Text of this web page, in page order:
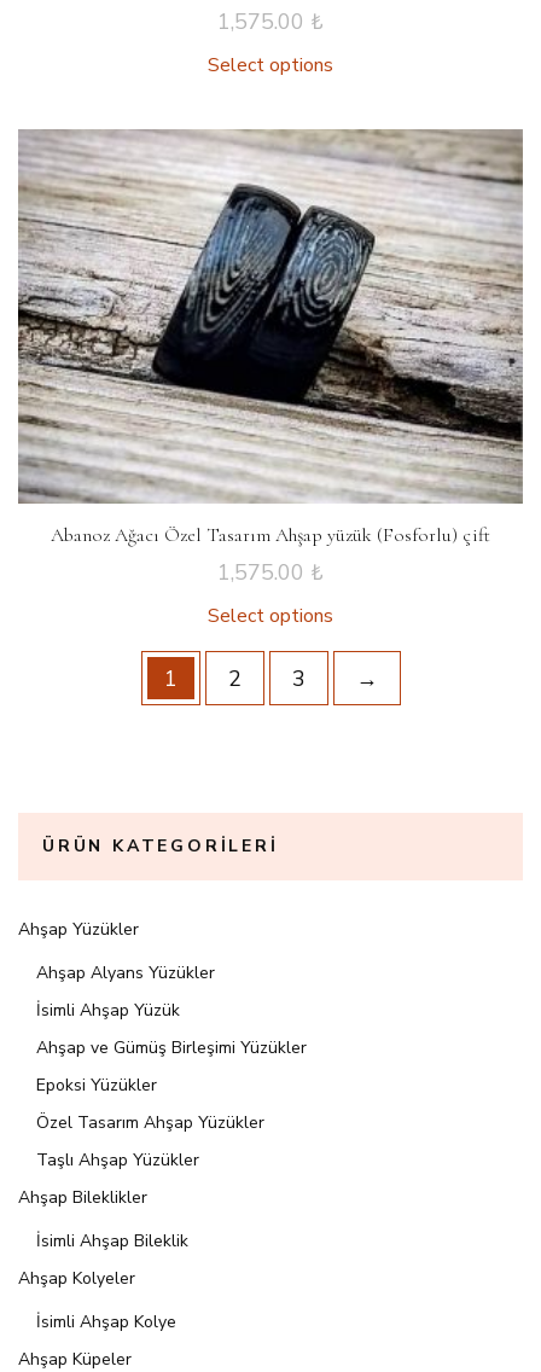
1,575.00 ₺
Select options
Abanoz Ağacı Özel Tasarım Ahşap yüzük (Fosforlu) çift
1,575.00 ₺
Select options
1 2 3 →
ÜRÜN KATEGORILERI
Ahşap Yüzükler
Ahşap Alyans Yüzükler
İsimli Ahşap Yüzük
Ahşap ve Gümüş Birleşimi Yüzükler
Epoksi Yüzükler
Özel Tasarım Ahşap Yüzükler
Taşlı Ahşap Yüzükler
Ahşap Bileklikler
İsimli Ahşap Bileklik
Ahşap Kolyeler
İsimli Ahşap Kolye
Ahşap Küpeler